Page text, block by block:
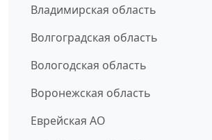
Владимирская область
Волгоградская область
Вологодская область
Воронежская область
Еврейская АО